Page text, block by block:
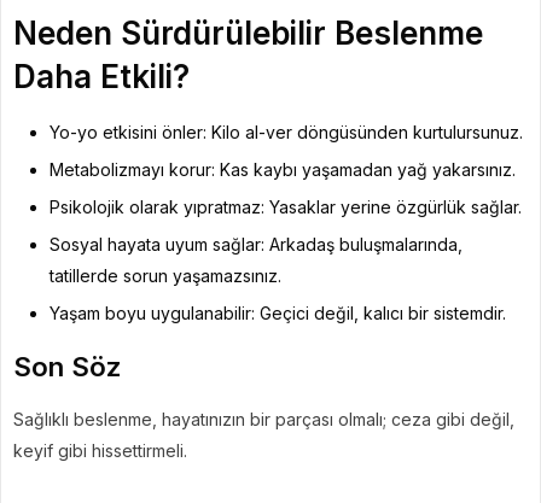
Neden Sürdürülebilir Beslenme
Daha Etkili?
Yo-yo etkisini önler: Kilo al-ver döngüsünden kurtulursunuz.
Metabolizmayı korur: Kas kaybı yaşamadan yağ yakarsınız.
Psikolojik olarak yıpratmaz: Yasaklar yerine özgürlük sağlar.
Sosyal hayata uyum sağlar: Arkadaş buluşmalarında,
tatillerde sorun yaşamazsınız.
Yaşam boyu uygulanabilir: Geçici değil, kalıcı bir sistemdir.
Son Söz
Sağlıklı beslenme, hayatınızın bir parçası olmalı; ceza gibi değil,
keyif gibi hissettirmeli.